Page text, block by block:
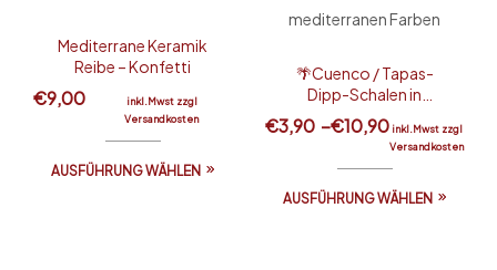
Mediterrane Keramik
Reibe – Konfetti
€9,00
inkl.Mwst zzgl
Versandkosten
AUSFÜHRUNG WÄHLEN
🌴Cuenco / Tapas-
Dipp-Schalen in
schönen mediterranen
Farben
€3,90 –€10,90 inkl.Mwst zzgl
Versandkosten
AUSFÜHRUNG WÄHLEN